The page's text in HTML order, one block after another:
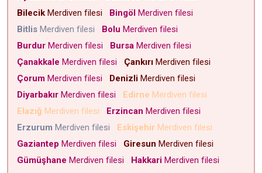
Bilecik Merdiven filesi Bingöl Merdiven filesi
Bitlis Merdiven filesi Bolu Merdiven filesi
Burdur Merdiven filesi Bursa Merdiven filesi
Çanakkale Merdiven filesi Çankırı Merdiven filesi
Çorum Merdiven filesi Denizli Merdiven filesi
Diyarbakır Merdiven filesi Edirne Merdiven filesi
Elazığ Merdiven filesi Erzincan Merdiven filesi
Erzurum Merdiven filesi Eskişehir Merdiven filesi
Gaziantep Merdiven filesi Giresun Merdiven filesi
Gümüşhane Merdiven filesi Hakkari Merdiven filesi